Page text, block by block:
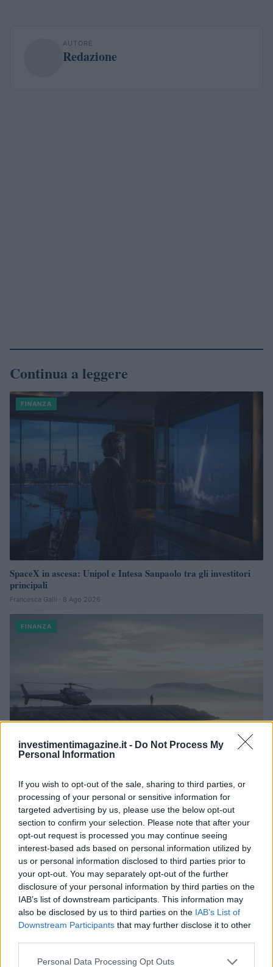
investimentimagazine.it - Do Not Process My
Personal Information
If you wish to opt-out of the sale, sharing to third parties, or
processing of your personal or sensitive information for
targeted advertising by us, please use the below opt-out
section to confirm your selection. Please note that after your
opt-out request is processed you may continue seeing
interest-based ads based on personal information utilized by
us or personal information disclosed to third parties prior to
your opt-out. You may separately opt-out of the further
disclosure of your personal information by third parties on the
IAB’s list of downstream participants. This information may
also be disclosed by us to third parties on the IAB’s List of
Downstream Participants that may further disclose it to other
Please note that this website/app uses one or more Google
Personal Data Processing Opt Outs
AUTORE
Redazione
Continua a leggere
FINANZA
SpaceX in ascesa: Unipol e Intesa Sanpaolo tra gli investitori
principali
Francesca Galli · 8 Ago 2026
FINANZA
Reparti aeronavali della Guardia di Finanza: controllo del
territorio e contrasto agli illeciti
Francesca Galli · 8 Ago 2026
FINANZA